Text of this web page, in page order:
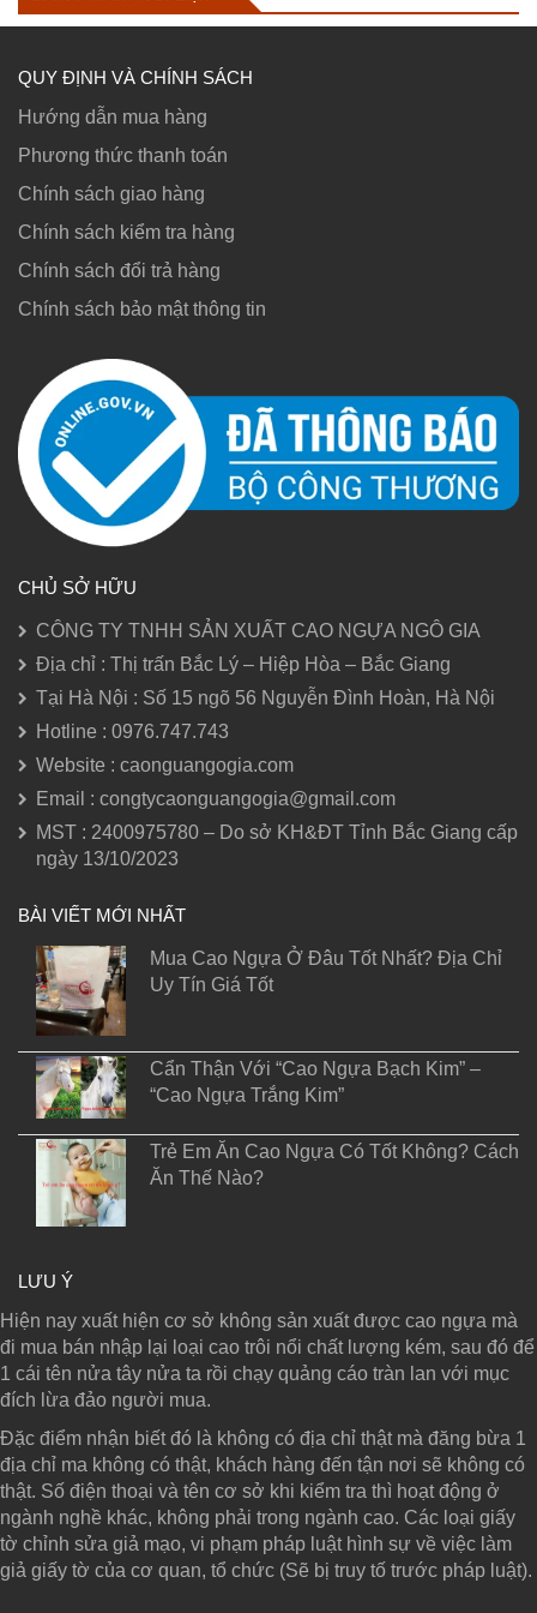
1.200.000₫.
QUY ĐỊNH VÀ CHÍNH SÁCH
Hướng dẫn mua hàng
Phương thức thanh toán
Chính sách giao hàng
Chính sách kiểm tra hàng
Chính sách đổi trả hàng
Chính sách bảo mật thông tin
CHỦ SỞ HỮU
CÔNG TY TNHH SẢN XUẤT CAO NGỰA NGÔ GIA
Địa chỉ : Thị trấn Bắc Lý – Hiệp Hòa – Bắc Giang
Tại Hà Nội : Số 15 ngõ 56 Nguyễn Đình Hoàn, Hà Nội
Hotline : 0976.747.743
Website : caonguangogia.com
Email : congtycaonguangogia@gmail.com
MST : 2400975780 – Do sở KH&ĐT Tỉnh Bắc Giang cấp
ngày 13/10/2023
BÀI VIẾT MỚI NHẤT
Mua Cao Ngựa Ở Đâu Tốt Nhất? Địa Chỉ
Uy Tín Giá Tốt
Cẩn Thận Với “Cao Ngựa Bạch Kim” –
“Cao Ngựa Trắng Kim”
Trẻ Em Ăn Cao Ngựa Có Tốt Không? Cách
Ăn Thế Nào?
LƯU Ý
Hiện nay xuất hiện cơ sở không sản xuất được cao ngựa mà
đi mua bán nhập lại loại cao trôi nổi chất lượng kém, sau đó để
1 cái tên nửa tây nửa ta rồi chạy quảng cáo tràn lan với mục
đích lừa đảo người mua.
Đặc điểm nhận biết đó là không có địa chỉ thật mà đăng bừa 1
địa chỉ ma không có thật, khách hàng đến tận nơi sẽ không có
thật. Số điện thoại và tên cơ sở khi kiểm tra thì hoạt động ở
ngành nghề khác, không phải trong ngành cao. Các loại giấy
tờ chỉnh sửa giả mạo, vi phạm pháp luật hình sự về việc làm
giả giấy tờ của cơ quan, tổ chức (Sẽ bị truy tố trước pháp luật).